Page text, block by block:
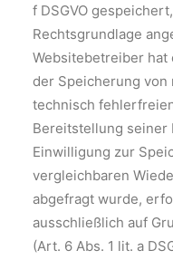
f DSGVO
Rechtsgrundlage
Websitebetreiber
der Speicherung
technisch
Bereitstellung seiner
Einwilligung zur
vergleichbaren
abgefragt wurde,
ausschließlich auf
(Art. 6 Abs. 1 lit. a